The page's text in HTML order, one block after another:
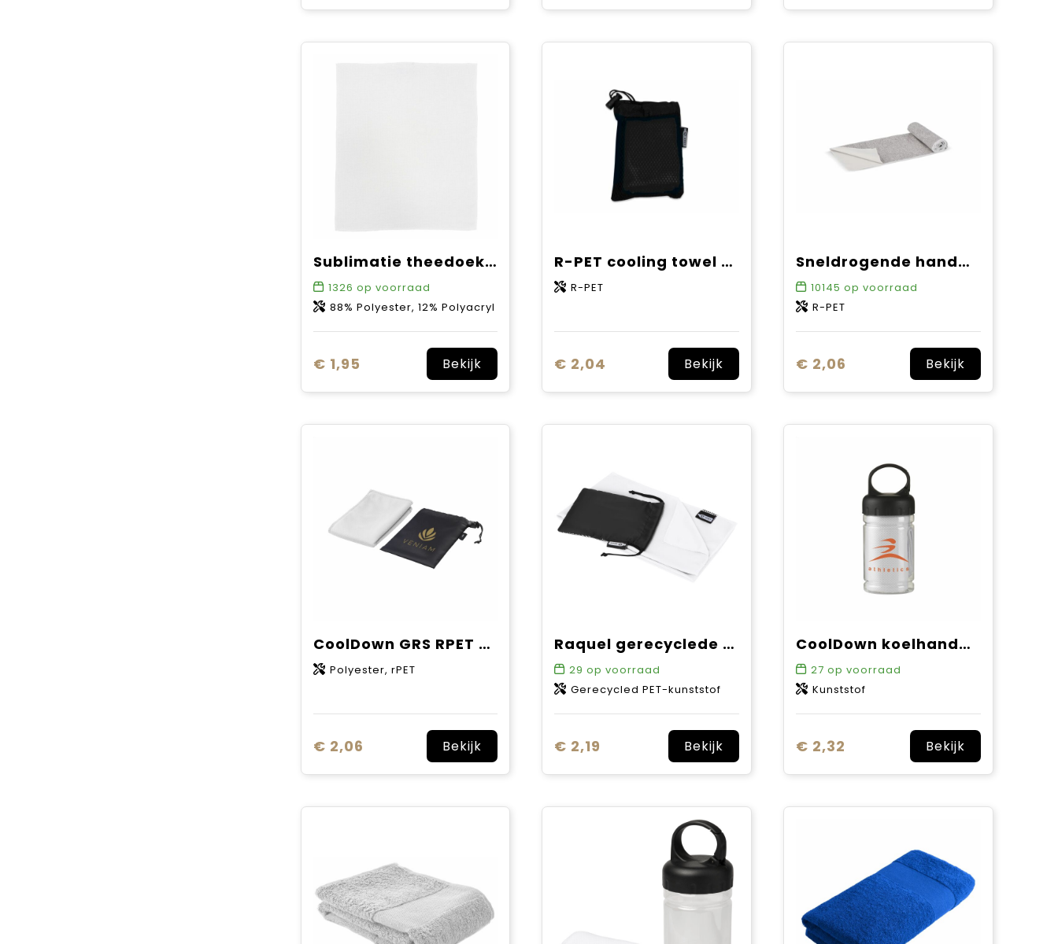
Sublimatie theedoek met reliëf structuur, 60x50 cm, 360 gr/m²
1326 op voorraad
88% Polyester, 12% Polyacryl
€ 1,95 Bekijk
R-PET cooling towel 30x80cm
R-PET
€ 2,04 Bekijk
Sneldrogende handdoek R-PET 30 x 80 cm sublimatie
10145 op voorraad
R-PET
€ 2,06 Bekijk
CoolDown GRS RPET koelhanddoek
Polyester, rPET
€ 2,06 Bekijk
Raquel gerecyclede PET sport koelhanddoek in een pouch 80 x 30 cm
29 op voorraad
Gerecycled PET-kunststof
€ 2,19 Bekijk
CoolDown koelhanddoek
27 op voorraad
Kunststof
€ 2,32 Bekijk